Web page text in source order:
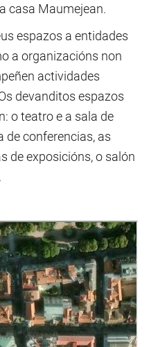
casa Maumejean.
espazos a entidades
a organizacións non
actividades
devanditos espazos
o teatro e a sala de
de conferencias, as
de exposicións, o salón